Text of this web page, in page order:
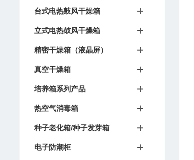
台式电热鼓风干燥箱
立式电热鼓风干燥箱
精密干燥箱（液晶屏）
真空干燥箱
培养箱系列产品
热空气消毒箱
种子老化箱/种子发芽箱
电子防潮柜